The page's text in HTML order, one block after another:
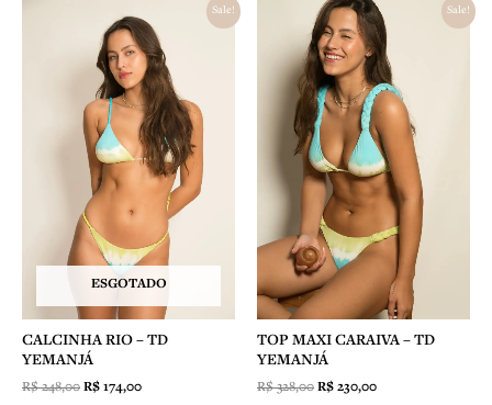
Sale!
ESGOTADO
CALCINHA RIO – TD
YEMANJÁ
R$248,00
preço
original
era:
R$ 248,00.
R$ 174,00
preço
atual
é:
R$ 174,00.
Sale!
TOP MAXI CARAIVA – TD
YEMANJÁ
R$328,00
O
preço
original
era:
R$ 328,00.
R$ 230,00
O
preço
atual
é:
R$ 230,00.